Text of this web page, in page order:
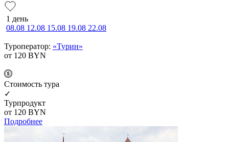
1 день
08.08 12.08 15.08 19.08 22.08
Туроператор: «Турин»
от 120 BYN
Cтоимость тура
✓
Турпродукт
от 120 BYN
Подробнее